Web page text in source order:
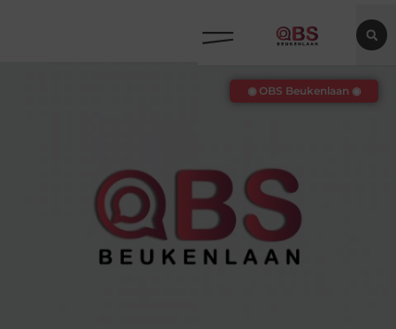
◉ OBS Beukenlaan ◉